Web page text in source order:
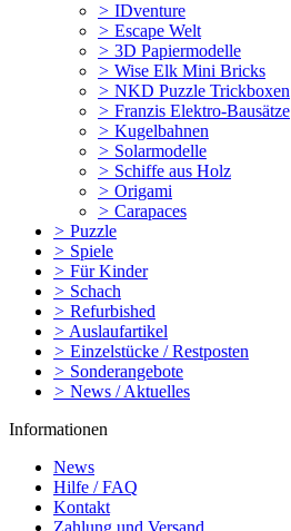
> IDventure
> Escape Welt
> 3D Papiermodelle
> Wise Elk Mini Bricks
> NKD Puzzle Trickboxen
> Franzis Elektro-Bausätze
> Kugelbahnen
> Solarmodelle
> Schiffe aus Holz
> Origami
> Carapaces
> Puzzle
> Spiele
> Für Kinder
> Schach
> Refurbished
> Auslaufartikel
> Einzelstücke / Restposten
> Sonderangebote
> News / Aktuelles
Informationen
News
Hilfe / FAQ
Kontakt
Zahlung und Versand